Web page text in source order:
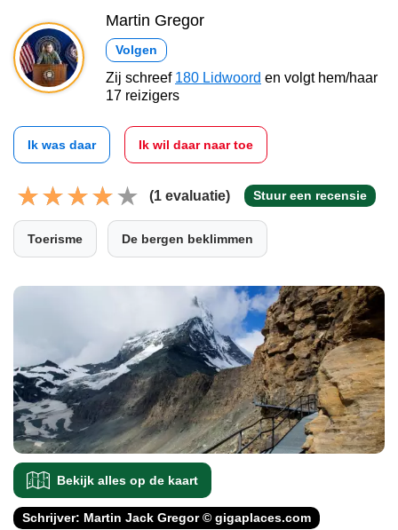
Martin Gregor
Volgen
Zij schreef 180 Lidwoord en volgt hem/haar
17 reizigers
Ik was daar Ik wil daar naar toe
(1 evaluatie) Stuur een recensie
Toerisme De bergen beklimmen
Bekijk alles op de kaart
Schrijver: Martin Jack Gregor © gigaplaces.com